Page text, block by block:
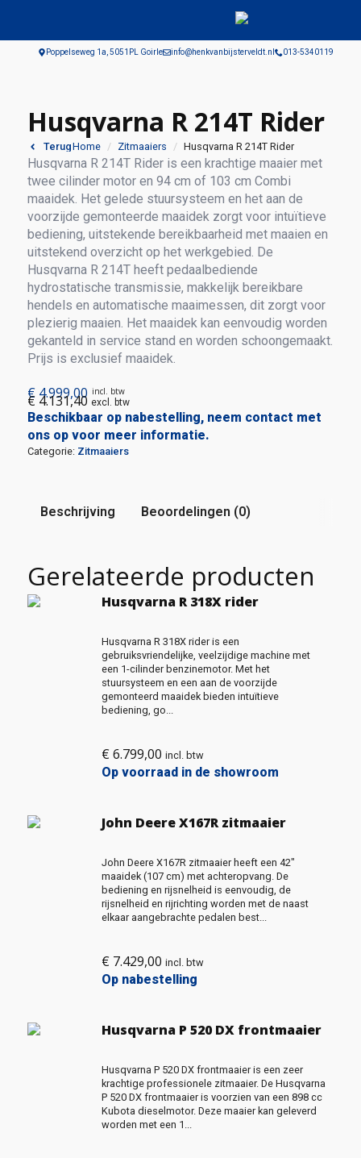
Poppelseweg 1a, 5051PL Goirle info@henkvanbijsterveldt.nl 013-5340119
Husqvarna R 214T Rider
TerugHome Zitmaaiers Husqvarna R 214T Rider
Husqvarna R 214T Rider is een krachtige maaier met
twee cilinder motor en 94 cm of 103 cm Combi
maaidek. Het gelede stuursysteem en het aan de
voorzijde gemonteerde maaidek zorgt voor intuïtieve
bediening, uitstekende bereikbaarheid met maaien en
uitstekend overzicht op het werkgebied. De
Husqvarna R 214T heeft pedaalbediende
hydrostatische transmissie, makkelijk bereikbare
hendels en automatische maaimessen, dit zorgt voor
plezierig maaien. Het maaidek kan eenvoudig worden
gekanteld in service stand en worden schoongemaakt.
Prijs is exclusief maaidek.
€4.999,00 incl. btw
€ 4.131,40 excl. btw
Beschikbaar op nabestelling, neem contact met
ons op voor meer informatie.
Categorie: Zitmaaiers
Beschrijving Beoordelingen (0)
Gerelateerde producten
Husqvarna R 318X rider
Husqvarna R 318X rider is een
gebruiksvriendelijke, veelzijdige machine met
een 1-cilinder benzinemotor. Met het
stuursysteem en een aan de voorzijde
gemonteerd maaidek bieden intuïtieve
bediening, go...
€ 6.799,00 incl. btw
Op voorraad in de showroom
John Deere X167R zitmaaier
John Deere X167R zitmaaier heeft een 42″
maaidek (107 cm) met achteropvang. De
bediening en rijsnelheid is eenvoudig, de
rijsnelheid en rijrichting worden met de naast
elkaar aangebrachte pedalen best...
€ 7.429,00 incl. btw
Op nabestelling
Husqvarna P 520 DX frontmaaier
Husqvarna P 520 DX frontmaaier is een zeer
krachtige professionele zitmaaier. De Husqvarna
P 520 DX frontmaaier is voorzien van een 898 cc
Kubota dieselmotor. Deze maaier kan geleverd
worden met een 1...